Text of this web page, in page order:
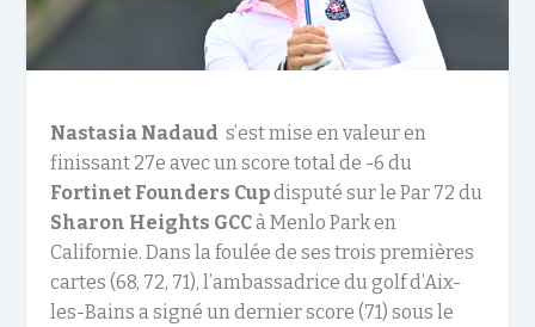
Nastasia Nadaud s’est mise en valeur en
finissant 27e avec un score total de -6 du
Fortinet Founders Cupdisputé sur le Par 72 du
Sharon Heights GCCà Menlo Park en
Californie. Dans la foulée de ses trois premières
cartes (68, 72, 71), l’ambassadrice du golf d’Aix-
les-Bains a signé un dernier score (71) sous le